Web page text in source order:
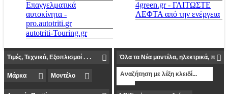
Επαγγελματικά
αυτοκίνητα -
pro.autotriti.gr
autotriti-Touring.gr
4green.gr - ΓΛΙΤΩΣΤΕ
ΛΕΦΤΑ από την ενέργεια